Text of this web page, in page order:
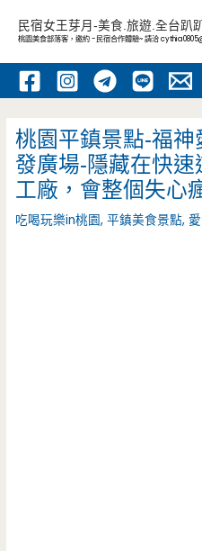
內
民宿女王芽月-美食.旅遊.全台趴
桃園美食部落客，邀約 -民宿合作體驗~ 請洽
桃園平鎮景點-福
發廣場-隱藏在快
工廠，會整個失心
吃喝玩樂in桃園,平鎮美食景點,